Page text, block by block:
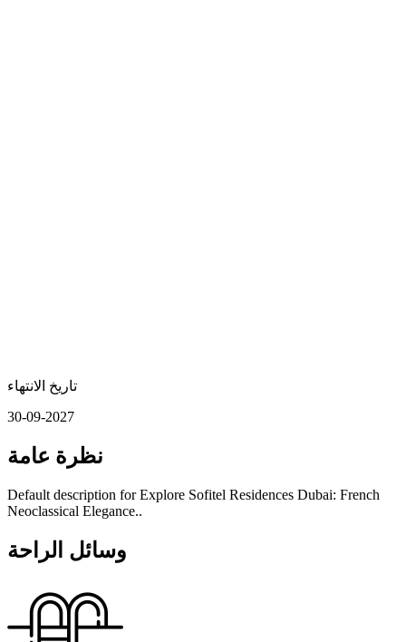
تاريخ الانتهاء
30-09-2027
نظرة عامة
Default description for Explore Sofitel Residences Dubai: French
Neoclassical Elegance..
وسائل الراحة